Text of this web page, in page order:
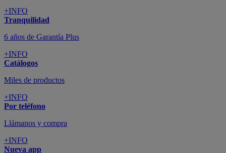
+INFO
Tranquilidad
6 años de Garantía Plus
+INFO
Catálogos
Miles de productos
+INFO
Por teléfono
Llámanos y compra
+INFO
Nueva app